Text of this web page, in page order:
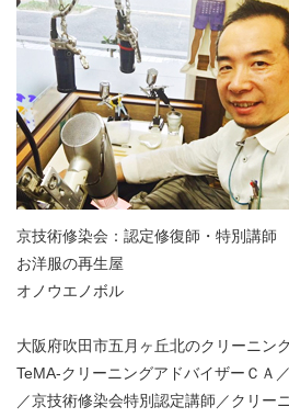
京技術修染会：認定修復師・特別講師
お洋服の再生屋
オノウエノボル
大阪府吹田市五月ヶ丘北のクリーニン
TeMA-クリーニングアドバイザーＣＡ
／京技術修染会特別認定講師／クリー